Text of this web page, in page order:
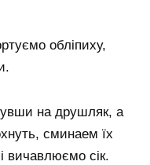
обліпиху,
на друшляк, а
сминаем їх
вичавлюємо сік.